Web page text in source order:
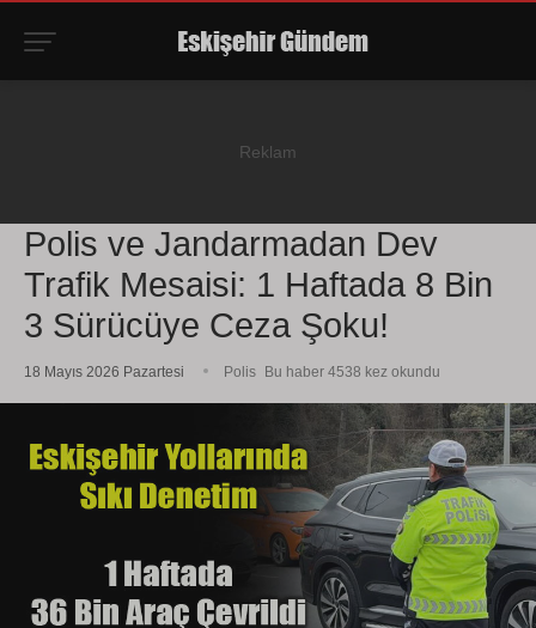
Polis ve Jandarmadan Dev
Trafik Mesaisi: 1 Haftada 8 Bin
3 Sürücüye Ceza Şoku!
18 Mayıs 2026 Pazartesi Polis Bu haber 4538 kez okundu